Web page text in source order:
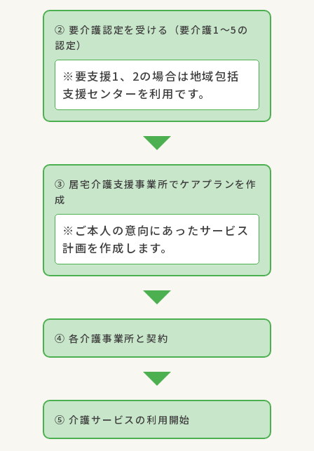
② 要介護認定を受ける（要介護1～5の
認定）
※要支援1、2の場合は地域包括
支援センターを利用です。
③ 居宅介護支援事業所でケアプランを作
成
※ご本人の意向にあったサービス
計画を作成します。
④ 各介護事業所と契約
⑤ 介護サービスの利用開始